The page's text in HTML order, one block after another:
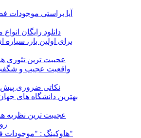
آیا براستی موجودات
دانلود رایگان
برای اولین بار،
عجیبت ترین تئوری
نکاتی ضروری
بهترین دانشگاه های
عجیبت ترین نظریه
هاوكينگ : "موجودات فضايي وجود دارند"